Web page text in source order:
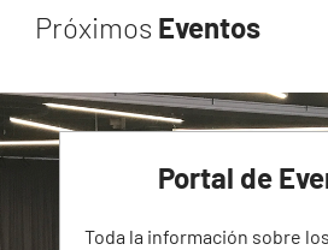
Próximos Eventos
Portal de
Toda la información sobre